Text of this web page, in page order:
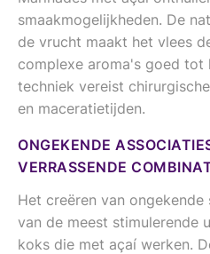
smaakmogelijkheden. De
de vrucht maakt het vlees
complexe aroma's goed tot
techniek vereist
en maceratietijden.
ONGEKENDE
VERRASSENDE
Het creëren van ongekende
van de meest stimulerende
koks die met açaí werken.